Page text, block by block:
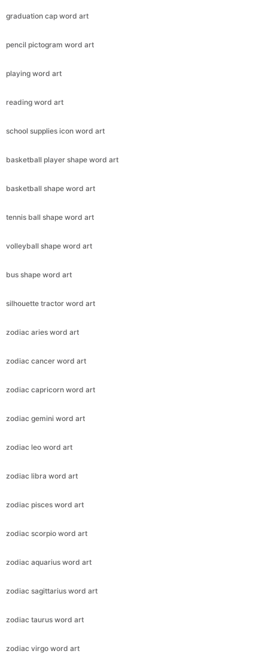
graduation cap word art
pencil pictogram word art
playing word art
reading word art
school supplies icon word art
basketball player shape word art
basketball shape word art
tennis ball shape word art
volleyball shape word art
bus shape word art
silhouette tractor word art
zodiac aries word art
zodiac cancer word art
zodiac capricorn word art
zodiac gemini word art
zodiac leo word art
zodiac libra word art
zodiac pisces word art
zodiac scorpio word art
zodiac aquarius word art
zodiac sagittarius word art
zodiac taurus word art
zodiac virgo word art